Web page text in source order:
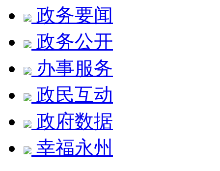
政务要闻
政务公开
办事服务
政民互动
政府数据
幸福永州